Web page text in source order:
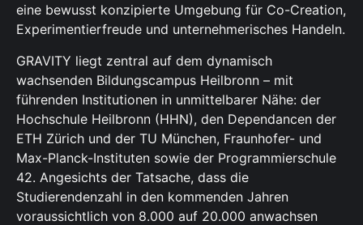
eine bewusst konzipierte Umgebung für Co-Creation,
Experimentierfreude und unternehmerisches Handeln.
GRAVITY liegt zentral auf dem dynamisch
wachsenden Bildungscampus Heilbronn – mit
führenden Institutionen in unmittelbarer Nähe: der
Hochschule Heilbronn (HHN), den Dependancen der
ETH Zürich und der TU München, Fraunhofer- und
Max-Planck-Instituten sowie der Programmierschule
42. Angesichts der Tatsache, dass die
Studierendenzahl in den kommenden Jahren
voraussichtlich von 8.000 auf 20.000 anwachsen